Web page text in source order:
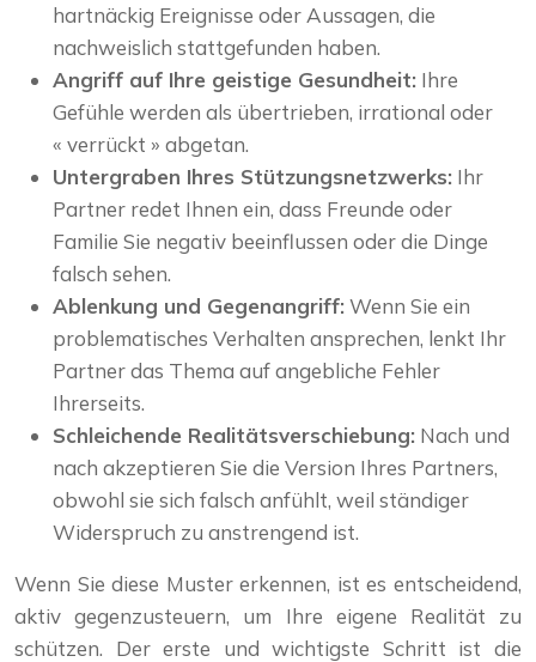
hartnäckig Ereignisse oder Aussagen, die
nachweislich stattgefunden haben.
Angriff auf Ihre geistige Gesundheit: Ihre
Gefühle werden als übertrieben, irrational oder
« verrückt » abgetan.
Untergraben Ihres Stützungsnetzwerks: Ihr
Partner redet Ihnen ein, dass Freunde oder
Familie Sie negativ beeinflussen oder die Dinge
falsch sehen.
Ablenkung und Gegenangriff: Wenn Sie ein
problematisches Verhalten ansprechen, lenkt Ihr
Partner das Thema auf angebliche Fehler
Ihrerseits.
Schleichende Realitätsverschiebung: Nach und
nach akzeptieren Sie die Version Ihres Partners,
obwohl sie sich falsch anfühlt, weil ständiger
Widerspruch zu anstrengend ist.
Wenn Sie diese Muster erkennen, ist es entscheidend,
aktiv gegenzusteuern, um Ihre eigene Realität zu
schützen. Der erste und wichtigste Schritt ist die